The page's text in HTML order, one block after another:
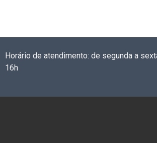
Horário de atendimento: de segunda a
16h